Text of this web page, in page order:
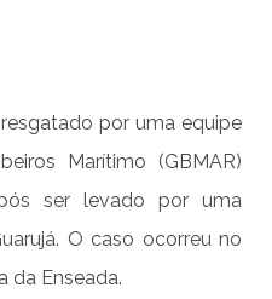
por uma equipe
Marítimo (GBMAR)
ser levado por uma
O caso ocorreu no
da Enseada.